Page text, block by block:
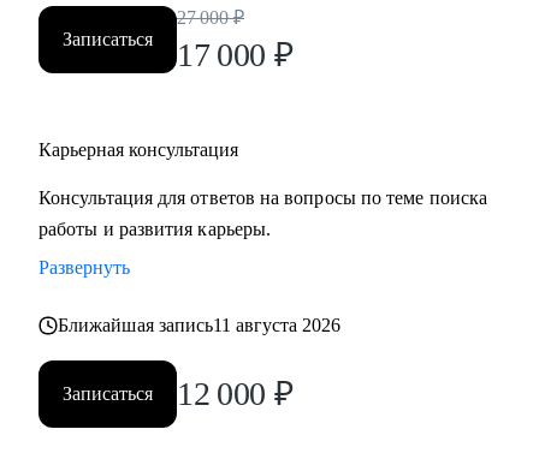
• HR и управление персоналом: HRD, HR BP, рекрутинг,
HR-аналитика
Записаться
27 000 ₽
17 000 ₽
Карьерная консультация
Консультация для ответов на вопросы по теме поиска
работы и развития карьеры.
Развернуть
Ближайшая запись11 августа 2026
Записаться 12 000 ₽